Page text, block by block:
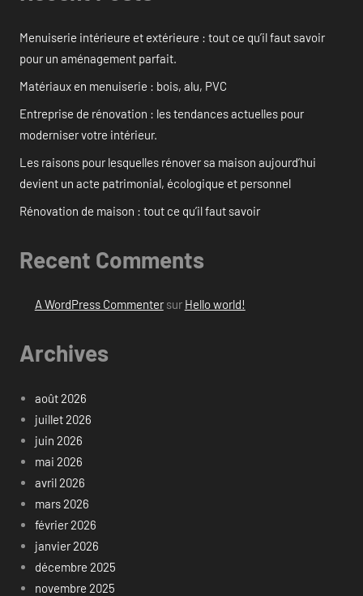
Menuiserie intérieure et extérieure : tout ce qu’il faut savoir
pour un aménagement parfait.
Matériaux en menuiserie : bois, alu, PVC
Entreprise de rénovation : les tendances actuelles pour
moderniser votre intérieur.
Les raisons pour lesquelles rénover sa maison aujourd’hui
devient un acte patrimonial, écologique et personnel
Rénovation de maison : tout ce qu’il faut savoir
Recent Comments
A WordPress Commentersur Hello world!
Archives
août 2026
juillet 2026
juin 2026
mai 2026
avril 2026
mars 2026
février 2026
janvier 2026
décembre 2025
novembre 2025